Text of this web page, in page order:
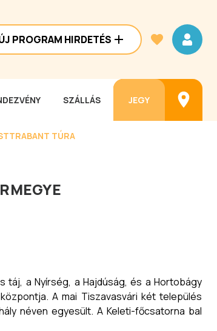
PROGRAM HIRDETÉS
SZÁLLÁS JEGY
TRABANT TÚRA
táj, a Nyírség, a Hajdúság, és a Hortobágy
A mai Tiszavasvári két település
néven egyesült. A Keleti-főcsatorna bal